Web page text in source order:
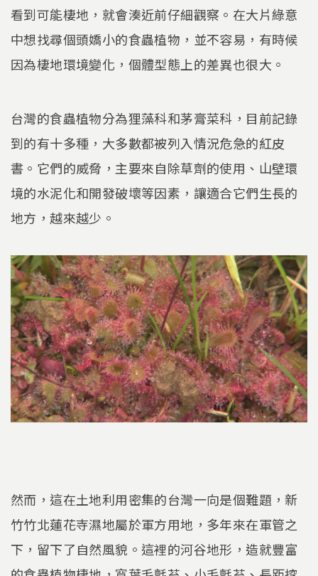
看到可能棲地，就會湊近前仔細觀察。在大片綠意
中想找尋個頭嬌小的食蟲植物，並不容易，有時候
因為棲地環境變化，個體型態上的差異也很大。
台灣的食蟲植物分為狸藻科和茅膏菜科，目前記錄
到的有十多種，大多數都被列入情況危急的紅皮
書。它們的威脅，主要來自除草劑的使用、山壁環
境的水泥化和開發破壞等因素，讓適合它們生長的
地方，越來越少。
然而，這在土地利用密集的台灣一向是個難題，新
竹竹北蓮花寺濕地屬於軍方用地，多年來在軍管之
下，留下了自然風貌。這裡的河谷地形，造就豐富